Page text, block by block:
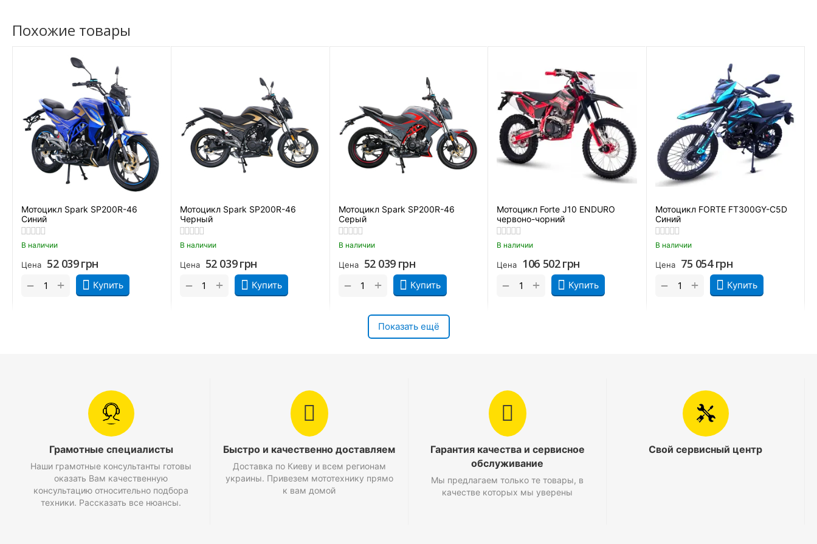
Найти похожие
Похожие товары
Мотоцикл Spark SP200R-46
Синий
В наличии
Цена 52 039грн
Купить
+
−
Мотоцикл Spark SP200R-46
Черный
В наличии
Цена 52 039 грн
Купить
+
−
Мотоцикл Spark SP200R-46
Серый
В наличии
Цена 52 039 грн
Купить
+
−
Мотоцикл Forte J10 ENDURO
червоно-чорний
В наличии
Цена 106 502грн
Купить
+
−
Мотоцикл FORTE FT300GY-C5D
Синий
В наличии
Цена 75 054 грн
Купить
+
−
Показать ещё
Грамотные специалисты
Наши грамотные консультанты готовы
оказать Вам качественную
консультацию относительно подбора
техники. Рассказать все нюансы.
Быстро и качественно доставляем
Доставка по Киеву и всем регионам
украины. Привезем мототехнику прямо
к вам домой
Гарантия качества и сервисное
обслуживание
Мы предлагаем только те товары, в
качестве которых мы уверены
Свой сервисный центр